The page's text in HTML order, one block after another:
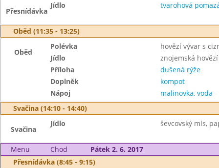
Přesnídávka
Jídlo tvarohová
Oběd (11:35 - 13:25)
Oběd
Polévka
hovězí vývar s
Jídlo
znojemská
Příloha
dušená rýže
Doplněk
kompot
Nápoj
malinovka, voda
Svačina (14:10 - 14:40)
Svačina
Jídlo ševcovský mls,
Menu Chod
Pátek 2. 6. 2017
Přesnídávka (8:45 - 9:15)